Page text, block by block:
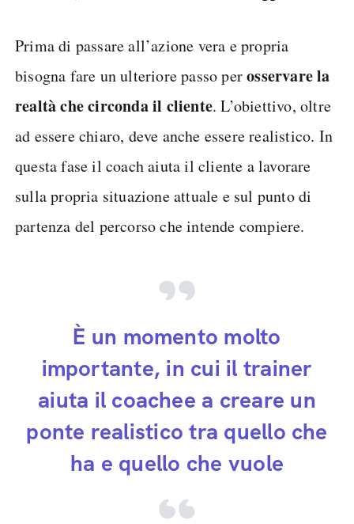
Prima di passare all’azione vera e propria
bisogna fare un ulteriore passo perosservare la
realtà che circonda il cliente. L’obiettivo, oltre
ad essere chiaro, deve anche essere realistico. In
questa fase il coach aiuta il cliente a lavorare
sulla propria situazione attuale e sul punto di
partenza del percorso che intende compiere.
È un momento molto
importante, in cui il trainer
aiuta il coachee a creare un
ponte realistico tra quello che
ha e quello che vuole